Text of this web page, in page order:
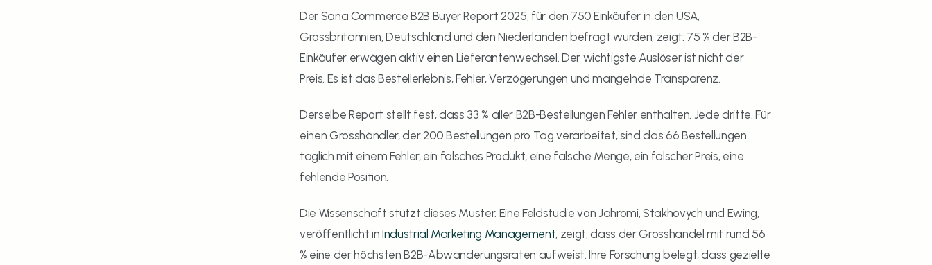
Der Sana Commerce B2B Buyer Report 2025, für den 750 Einkäufer in den USA,
Grossbritannien, Deutschland und den Niederlanden befragt wurden, zeigt: 75 % der B2B-
Einkäufer erwägen aktiv einen Lieferantenwechsel. Der wichtigste Auslöser ist nicht der
Preis. Es ist das Bestellerlebnis, Fehler, Verzögerungen und mangelnde Transparenz.
Derselbe Report stellt fest, dass 33 % aller B2B-Bestellungen Fehler enthalten. Jede dritte. Für
einen Grosshändler, der 200 Bestellungen pro Tag verarbeitet, sind das 66 Bestellungen
täglich mit einem Fehler, ein falsches Produkt, eine falsche Menge, ein falscher Preis, eine
fehlende Position.
Die Wissenschaft stützt dieses Muster. Eine Feldstudie von Jahromi, Stakhovych und Ewing,
veröffentlicht in Industrial Marketing Management, zeigt, dass der Grosshandel mit rund 56
% eine der höchsten B2B-Abwanderungsraten aufweist. Ihre Forschung belegt, dass gezielte